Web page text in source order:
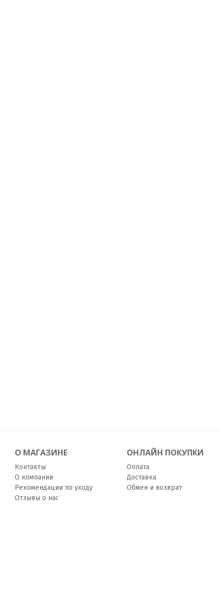
О МАГАЗИНЕ
Контакты
О компании
Рекомендации по уходу
Отзывы о нас
ОНЛАЙН ПОКУПКИ
Оплата
Доставка
Обмен и возврат